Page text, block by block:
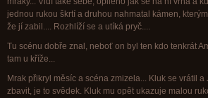
jednou rukou škrtí a druhou nahmatal kámen,
že jí zabil.... Rozhlíží se a utíká pryč....
Tu scénu dobře znal, neboť on byl ten kdo tenkrát
tam u kříže...
Mrak přikryl měsíc a scéna zmizela... Kluk se vrátil a
zbavit, je to svědek. Kluk mu opět ukazuje malou